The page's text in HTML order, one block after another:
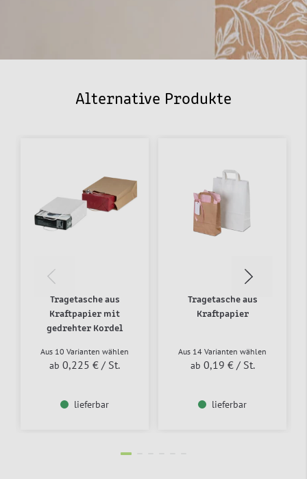
Alternative Produkte
Tragetasche aus
Kraftpapier mit
gedrehter Kordel
Aus 10 Varianten wählen
ab 0,225 € / St.
lieferbar
Tragetasche aus
Kraftpapier
Aus 14 Varianten wählen
ab 0,19 € / St.
lieferbar